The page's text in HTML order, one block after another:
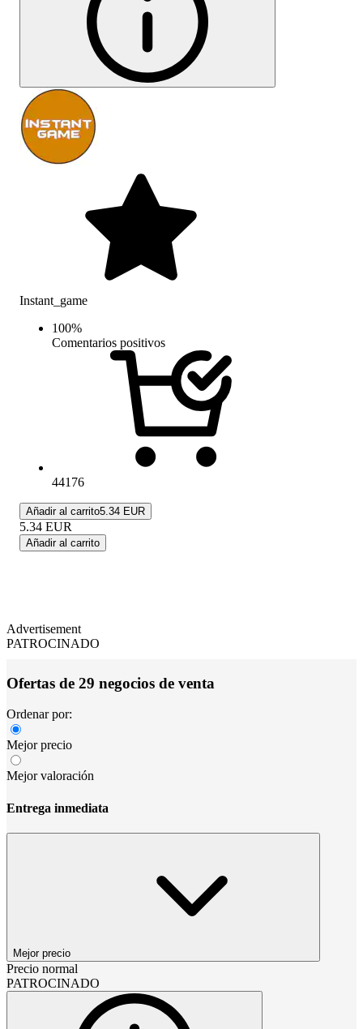
Instant_game
100%
Comentarios positivos
44176
Añadir al carrito5.34 EUR
5.34 EUR
Añadir al carrito
Advertisement
PATROCINADO
Ofertas de 29 negocios de venta
Ordenar por:
Mejor precio
Mejor valoración
Entrega inmediata
Mejor precio
Precio normal
PATROCINADO